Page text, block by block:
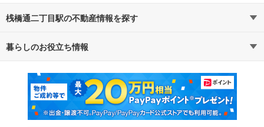
桟橋通二丁目駅の不動産情報を探す
不動産・住宅
新築マンション 中古マンション
新築一戸建て 中古一戸建て
暮らしのお役立ち情報
マンションカタログ 教えて！住まいの先生